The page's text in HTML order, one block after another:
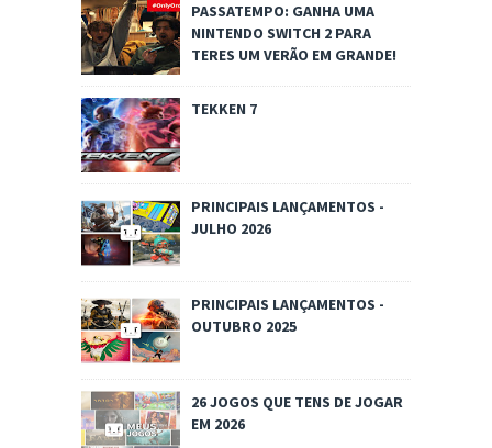
PASSATEMPO: GANHA UMA
NINTENDO SWITCH 2 PARA
TERES UM VERÃO EM GRANDE!
TEKKEN 7
PRINCIPAIS LANÇAMENTOS -
JULHO 2026
PRINCIPAIS LANÇAMENTOS -
OUTUBRO 2025
26 JOGOS QUE TENS DE JOGAR
EM 2026